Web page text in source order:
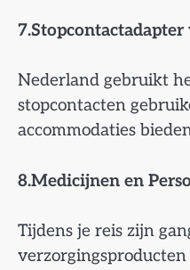
Nederland gebruikt
stopcontacten
accommodaties
8.Medicijnen en
Tijdens je reis zijn